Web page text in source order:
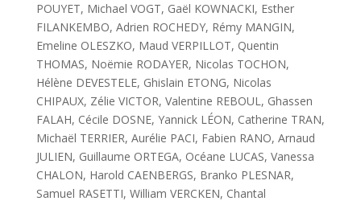
POUYET, Michael VOGT, Gaël KOWNACKI, Esther
FILANKEMBO, Adrien ROCHEDY, Rémy MANGIN,
Emeline OLESZKO, Maud VERPILLOT, Quentin
THOMAS, Noëmie RODAYER, Nicolas TOCHON,
Hélène DEVESTELE, Ghislain ETONG, Nicolas
CHIPAUX, Zélie VICTOR, Valentine REBOUL, Ghassen
FALAH, Cécile DOSNE, Yannick LÉON, Catherine TRAN,
Michaël TERRIER, Aurélie PACI, Fabien RANO, Arnaud
JULIEN, Guillaume ORTEGA, Océane LUCAS, Vanessa
CHALON, Harold CAENBERGS, Branko PLESNAR,
Samuel RASETTI, William VERCKEN, Chantal